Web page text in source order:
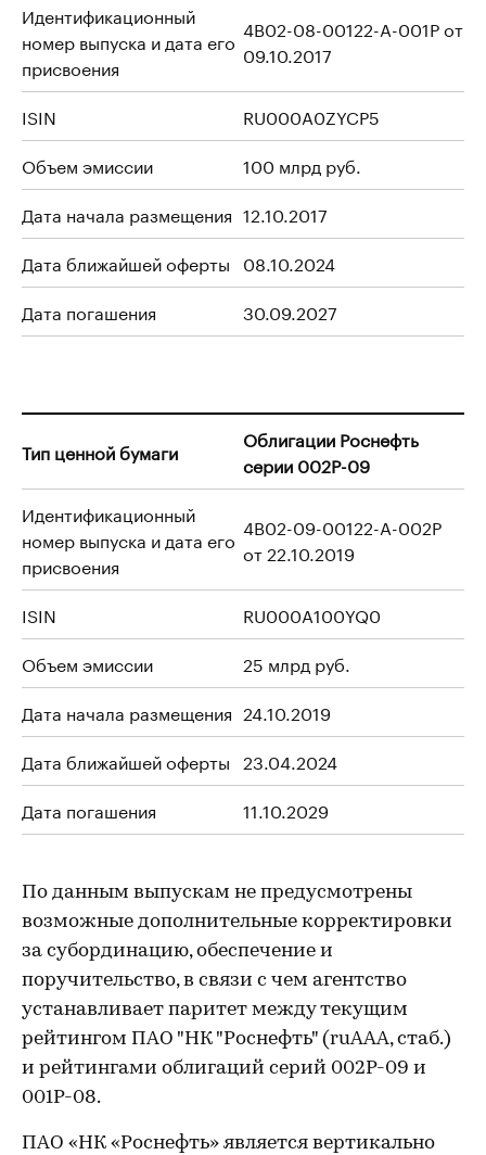
Идентификационный
номер выпуска и дата его
присвоения
4B02-08-00122-A-001P от
09.10.2017
ISIN
RU000A0ZYCP5
Объем эмиссии
100 млрд руб.
Дата начала размещения 12.10.2017
Дата ближайшей оферты 08.10.2024
Дата погашения
30.09.2027
Тип ценной бумаги
Облигации Роснефть
серии 002P-09
Идентификационный
номер выпуска и дата его
присвоения
4B02-09-00122-A-002P
от 22.10.2019
ISIN
RU000A100YQ0
Объем эмиссии
25 млрд руб.
Дата начала размещения 24.10.2019
Дата ближайшей оферты 23.04.2024
Дата погашения
11.10.2029
По данным выпускам не предусмотрены
возможные дополнительные корректировки
за субординацию, обеспечение и
поручительство, в связи с чем агентство
устанавливает паритет между текущим
рейтингом ПАО "НК "Роснефть" (ruAAA, стаб.)
и рейтингами облигаций серий 002P-09 и
001P-08.
ПАО «НК «Роснефть» является вертикально